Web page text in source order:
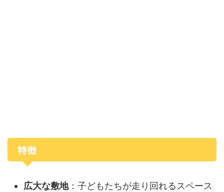
特徴
広大な敷地：子どもたちが走り回れるスペース